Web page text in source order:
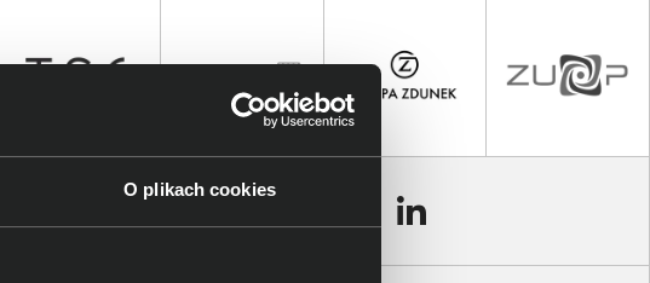
O plikach cookies